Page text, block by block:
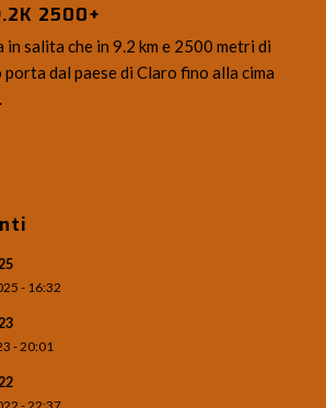
2500+
salita che in 9.2 km e 2500 metri di
dal paese di Claro fino alla cima
- 16:32
- 20:01
- 22:37